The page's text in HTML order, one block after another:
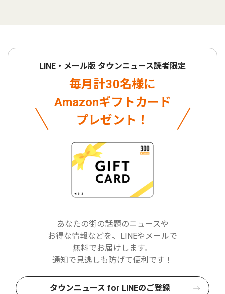
LINE・メール版 タウンニュース読者限定
毎月計30名様に
Amazonギフトカード
プレゼント！
あなたの街の話題のニュースや
お得な情報などを、LINEやメールで
無料でお届けします。
通知で見逃しも防げて便利です！
タウンニュース for LINEのご登録